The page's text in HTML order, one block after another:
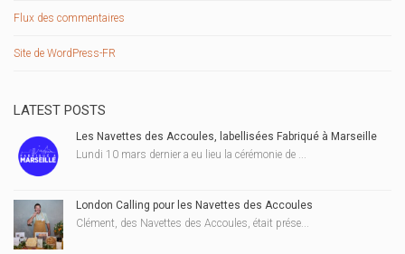
Flux des commentaires
Site de WordPress-FR
LATEST POSTS
Les Navettes des Accoules, labellisées Fabriqué à Marseille
Lundi 10 mars dernier a eu lieu la cérémonie de ...
London Calling pour les Navettes des Accoules
Clément, des Navettes des Accoules, était prése...